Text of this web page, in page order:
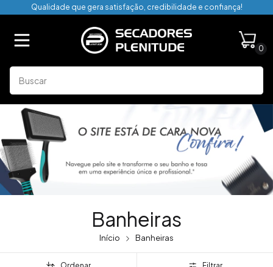
Qualidade que gera satisfação, credibilidade e confiança!
0
Banheiras
Início Banheiras